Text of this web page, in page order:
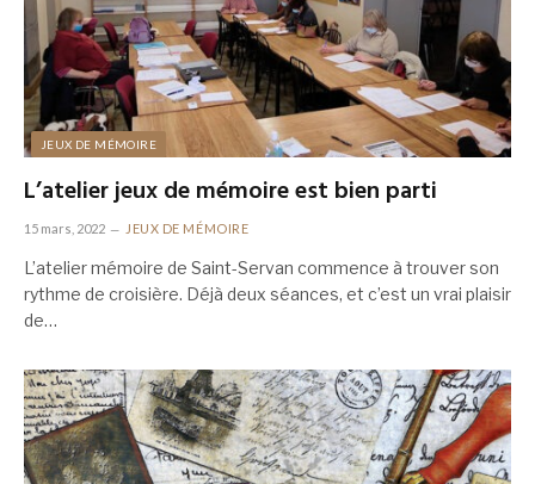
JEUX DE MÉMOIRE
L’atelier jeux de mémoire est bien parti
15 mars, 2022 JEUX DE MÉMOIRE
L’atelier mémoire de Saint-Servan commence à trouver son
rythme de croisière. Déjà deux séances, et c’est un vrai plaisir
de…